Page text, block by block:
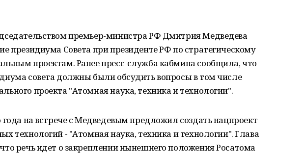
премьер-министра РФ Дмитрия Медведева
президиума Совета при президенте РФ по стратегическому
проектам. Ранее пресс-служба кабмина сообщила, что
совета должны были обсудить вопросы в том числе
проекта "Атомная наука, техника и технологии".
года на встрече с Медведевым предложил создать нацпроект
технологий - "Атомная наука, техника и технологии". Глава
речь идет о закреплении нынешнего положения Росатома